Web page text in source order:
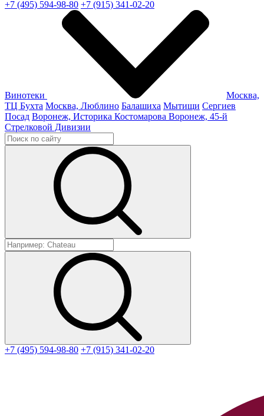
+7 (495) 594-98-80 +7 (915) 341-02-20
Винотеки
Москва,
ТЦ Бухта Москва, Люблино Балашиха Мытищи Сергиев
Посад Воронеж, Историка Костомарова Воронеж, 45-й
Стрелковой Дивизии
+7 (495) 594-98-80 +7 (915) 341-02-20